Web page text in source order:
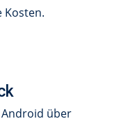
Kosten.
Android über